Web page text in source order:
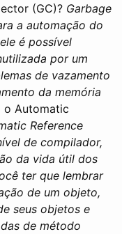
(GC)? Garbage
a automação do
é possível
por um
de vazamento
da memória
o Automatic
Reference
de compilador,
da vida útil dos
ter que lembrar
de um objeto,
seus objetos e
de método